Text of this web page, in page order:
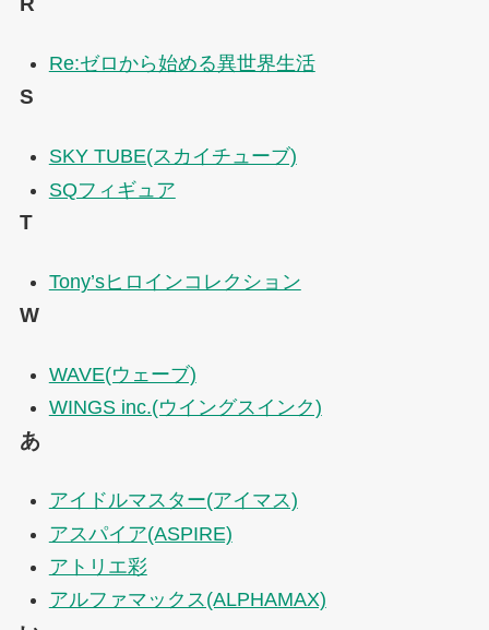
Re:ゼロから始める異世界生活
S
SKY TUBE(スカイチューブ)
SQフィギュア
T
Tony’sヒロインコレクション
W
WAVE(ウェーブ)
WINGS inc.(ウイングスインク)
あ
アイドルマスター(アイマス)
アスパイア(ASPIRE)
アトリエ彩
アルファマックス(ALPHAMAX)